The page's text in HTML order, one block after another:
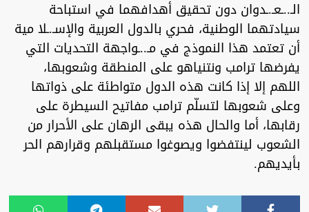
الـ..ـعـ.ـدوان دون تحقيق أهدافهما في استباحة
سيادتهما الوطنية، فحري بالدول العربية والإسـ.ـلا مية
أن تعتمد هذا النموذج في مـ..ـواجهة التحديات التي
يفرضها ترامب ونتنياهو على المنطقة وشعوبها،
اللهم إلا إذا كانت هذه الدول متواطئة على ذواتها
وعلى شعوبها لتسلّم ترامب مفاتيح السيطرة على
رقابها، أما والحال هذه يبقى الرهان على الأحرار من
الشعوب لينتفضوا ويصوغوا مستقبلهم وقرارهم الحر
بأيديهم.